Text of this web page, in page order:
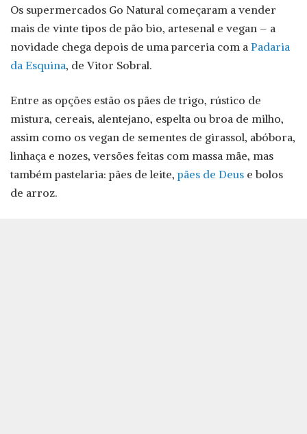
Os supermercados Go Natural começaram a vender
mais de vinte tipos de pão bio, artesenal e vegan – a
novidade chega depois de uma parceria com a Padaria
da Esquina, de Vitor Sobral.
Entre as opções estão os pães de trigo, rústico de
mistura, cereais, alentejano, espelta ou broa de milho,
assim como os vegan de sementes de girassol, abóbora,
linhaça e nozes, versões feitas com massa mãe, mas
também pastelaria: pães de leite,pães de Deus e bolos
de arroz.